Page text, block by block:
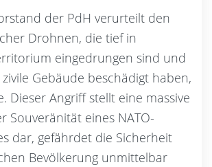
der PdH verurteilt den
Drohnen, die tief in
eingedrungen sind und
Gebäude beschädigt haben,
Dieser Angriff stellt eine massive
Souveränität eines NATO-
dar, gefährdet die Sicherheit
Bevölkerung unmittelbar